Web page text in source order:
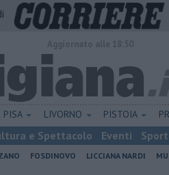
PISA LIVORNO PISTOIA
e Spettacolo Eventi Sport
FOSDINOVO LICCIANA NARDI